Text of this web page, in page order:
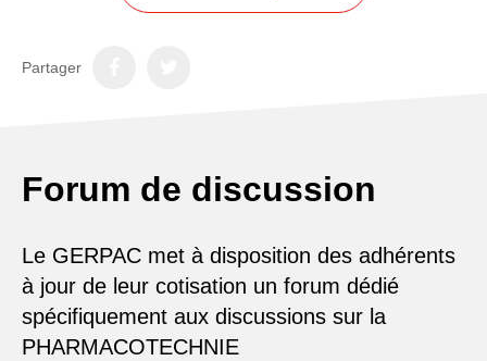
Partager
Forum de discussion
Le GERPAC met à disposition des adhérents
à jour de leur cotisation un forum dédié
spécifiquement aux discussions sur la
PHARMACOTECHNIE